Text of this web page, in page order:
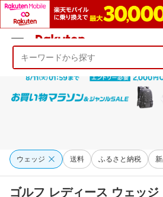
ようこそ 楽天市場へ ログイン
ウェッジ 送料 ふるさと納税
ゴルフ レディース ウェッジ